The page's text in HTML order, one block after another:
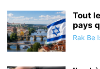
Tout
pays
Rak Be